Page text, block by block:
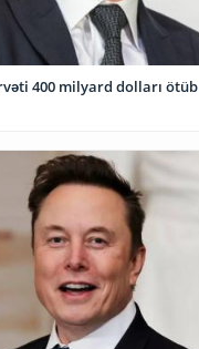
400 milyard dolları ötüb